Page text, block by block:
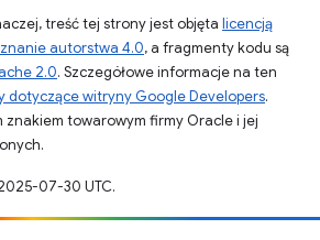
treść tej strony jest objęta licencją
autorstwa 4.0, a fragmenty kodu są
2.0. Szczegółowe informacje na ten
dotyczące witryny Google Developers.
znakiem towarowym firmy Oracle i jej
07-30 UTC.